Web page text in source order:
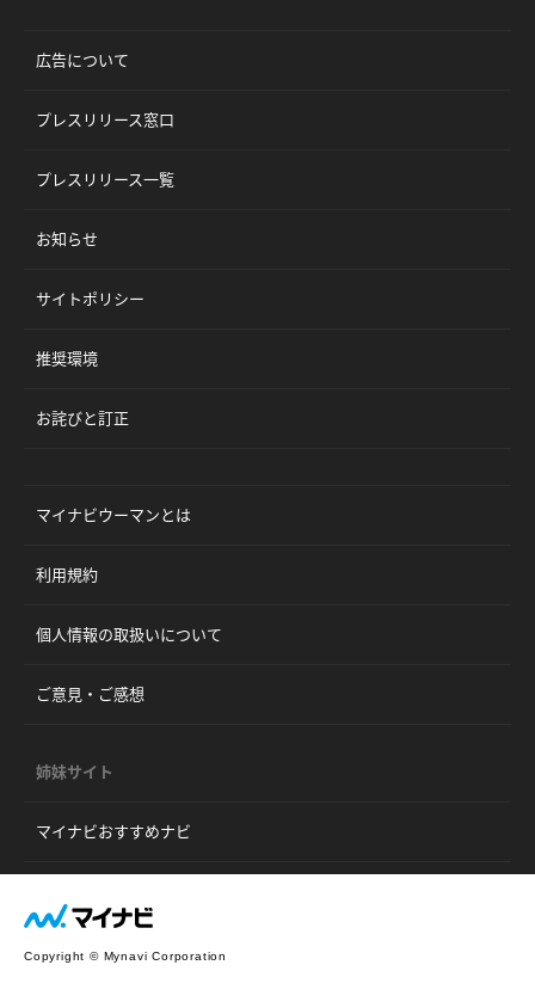
広告について
プレスリリース窓口
プレスリリース一覧
お知らせ
サイトポリシー
推奨環境
お詫びと訂正
マイナビウーマンとは
利用規約
個人情報の取扱いについて
ご意見・ご感想
姉妹サイト
マイナビおすすめナビ
Copyright © Mynavi Corporation